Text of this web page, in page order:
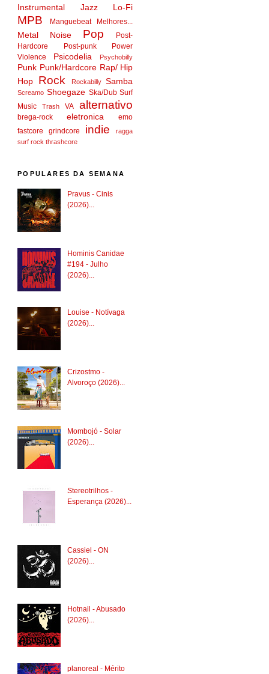
Instrumental Jazz Lo-Fi
MPB Manguebeat Melhores...
Metal Noise Pop
Post-
Hardcore
Post-punk
Power
Violence
Psicodelia Psychobilly
Punk Punk/Hardcore Rap/ Hip
Hop
Rock Rockabilly Samba
Screamo Shoegaze Ska/Dub Surf
Music
Trash VA alternativo
brega-rock eletronica
emo
fastcore
grindcore indie
ragga
surf rock thrashcore
POPULARES DA SEMANA
Pravus - Cinis
(2026)...
Hominis Canidae
#194 - Julho
(2026)...
Louise - Notívaga
(2026)...
Crizostmo -
Alvoroço (2026)...
Mombojó - Solar
(2026)...
Stereotrilhos -
Esperança (2026)...
Cassiel - ON
(2026)...
Hotnail - Abusado
(2026)...
planoreal - Mérito